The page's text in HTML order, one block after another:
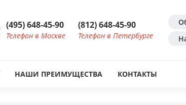
(495) 648-45-90
Телефон в Москве
(812) 648-45-90
Телефон в Петербурге
НАШИ ПРЕИМУЩЕСТВА КОНТАКТЫ